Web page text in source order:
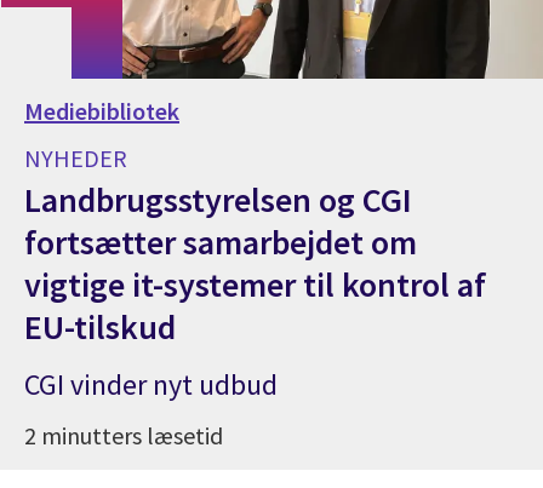
Mediebibliotek
NYHEDER
Landbrugsstyrelsen og CGI
fortsætter samarbejdet om
vigtige it-systemer til kontrol af
EU-tilskud
CGI vinder nyt udbud
2 minutters læsetid